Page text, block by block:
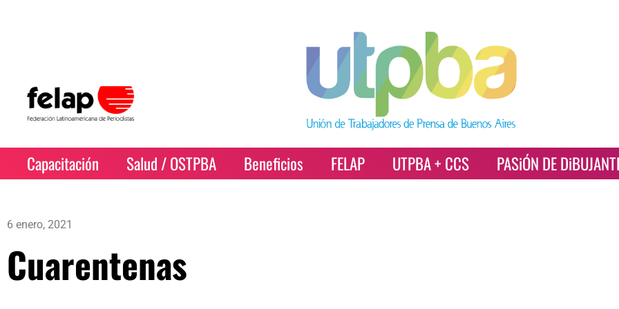
Capacitación Salud / OSTPBA Beneficios FELAP UTPBA + CCS PASiÓN DE
6 enero, 2021
Cuarentenas